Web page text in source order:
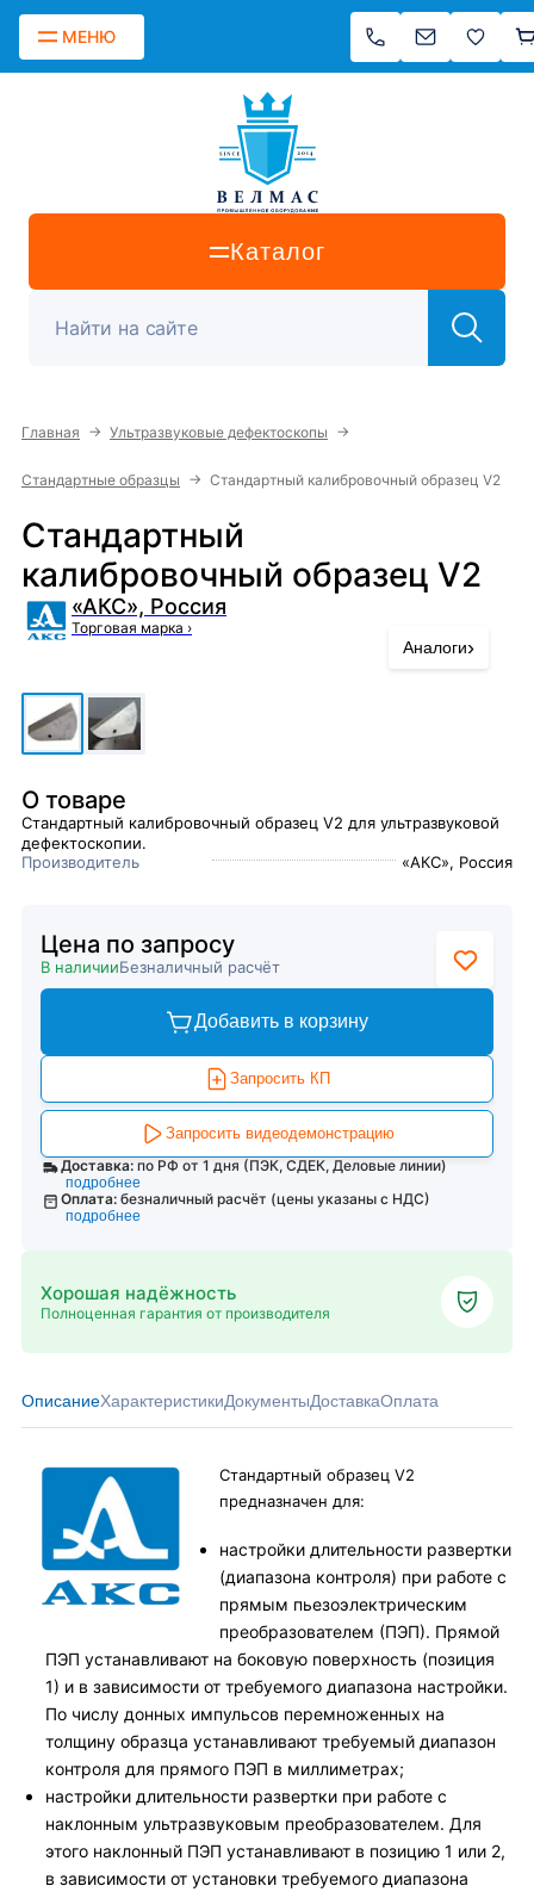
МЕНЮ
Каталог
Главная → Ультразвуковые дефектоскопы →
Стандартные образцы → Стандартный калибровочный образец V2
Стандартный
калибровочный образец V2
«АКС», Россия
Торговая марка ›
Аналоги›
О товаре
Стандартный калибровочный образец V2 для ультразвуковой
дефектоскопии.
Производитель
«АКС», Россия
Цена по запросу
В наличииБезналичный расчёт
Добавить в корзину
Запросить КП
Запросить видеодемонстрацию
Доставка: по РФ от 1 дня (ПЭК, СДЕК, Деловые линии)
подробнее
Оплата: безналичный расчёт (цены указаны с НДС)
подробнее
Хорошая надёжность
Полноценная гарантия от производителя
ОписаниеХарактеристикиДокументыДоставкаОплата
Стандартный образец V2
предназначен для:
настройки длительности развертки
(диапазона контроля) при работе с
прямым пьезоэлектрическим
преобразователем (ПЭП). Прямой
ПЭП устанавливают на боковую поверхность (позиция
1) и в зависимости от требуемого диапазона настройки.
По числу донных импульсов перемноженных на
толщину образца устанавливают требуемый диапазон
контроля для прямого ПЭП в миллиметрах;
настройки длительности развертки при работе с
наклонным ультразвуковым преобразователем. Для
этого наклонный ПЭП устанавливают в позицию 1 или 2,
в зависимости от установки требуемого диапазона